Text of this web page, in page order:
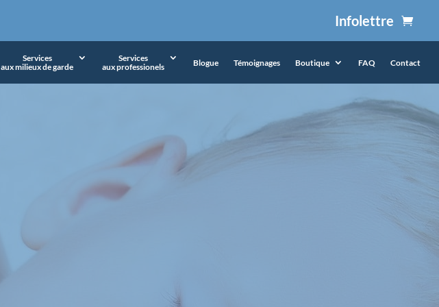
Infolettre
Services
aux milieux de garde
Services
aux professionels
Blogue Témoignages Boutique FAQ Contact